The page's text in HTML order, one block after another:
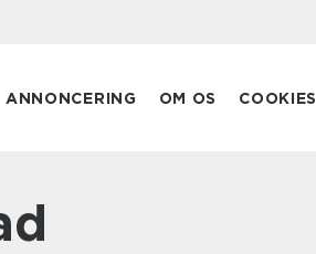
ANNONCERING OM OS COOKIES